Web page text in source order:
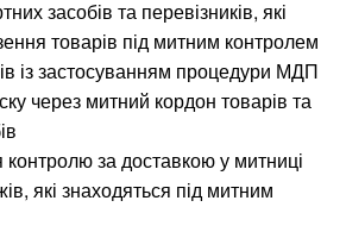
засобів та перевізників, які
товарів під митним контролем
із застосуванням процедури МДП
через митний кордон товарів та
за доставкою у митниці
які знаходяться під митним